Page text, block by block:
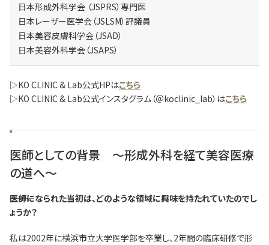
日本形成外科学会 （JSPRS）専門医
日本レーザー医学会（JSLSM）評議員
日本美容皮膚科学会（JSAD）
日本美容外科学会（JSAPS）
▷KO CLINIC & Lab公式HPはこちら
▷KO CLINIC & Lab公式インスタグラム（＠koclinic_lab）はこちら
医師としての背景 ～形成外科を経て美容医療
の道へ～
―――医師になられた当初は、どのような領域に興味を持たれていたのでし
ょうか？
私は2002年に横浜市立大学医学部を卒業し、2年間の臨床研修で形